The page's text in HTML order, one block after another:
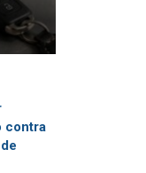
contra